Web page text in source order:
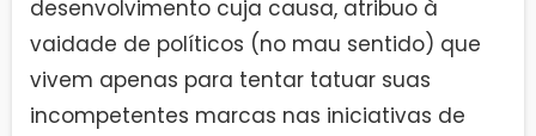
desenvolvimento cuja causa, atribuo à
vaidade de políticos (no mau sentido) que
vivem apenas para tentar tatuar suas
incompetentes marcas nas iniciativas de